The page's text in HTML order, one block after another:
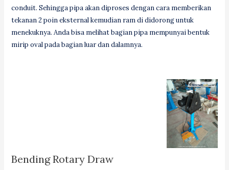
conduit. Sehingga pipa akan diproses dengan cara memberikan
tekanan 2 poin eksternal kemudian ram di didorong untuk
menekuknya. Anda bisa melihat bagian pipa mempunyai bentuk
mirip oval pada bagian luar dan dalamnya.
Bending Rotary Draw